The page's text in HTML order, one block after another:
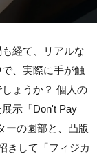
経て、リアルな
、実際に手が触
ょうか？ 個人の
示「Don't Pay
ーの園部と、凸版
きして「フィジカ